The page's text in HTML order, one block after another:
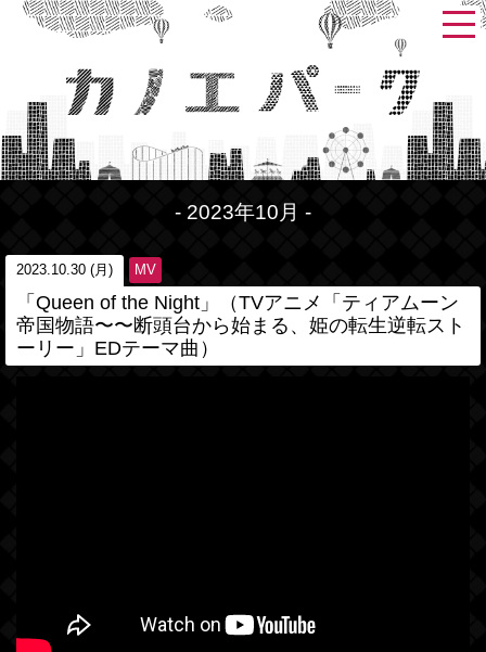
- 2023年10月 -
2023.10.30 (月) MV
「Queen of the Night」（TVアニメ「ティアムーン
帝国物語〜〜断頭台から始まる、姫の転生逆転スト
ーリー」EDテーマ曲）